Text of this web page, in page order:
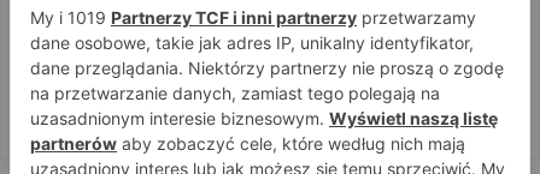
Tańcula nie gryzł się w język. Wymowna sugestia o
zachowaniu Jacka Murańskiego [VIDEO]
4 sierpnia 2026
Ostre spojrzenia Jóźwiaka i Ryty. Zobacz face to face
przed PRIME 18